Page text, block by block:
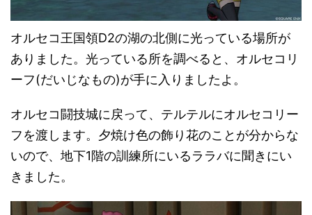
オルセコ王国領D2の湖の北側に光っている場所が
ありました。光っている所を調べると、オルセコリ
ーフ(だいじなもの)が手に入りましたよ。
オルセコ闘技城に戻って、テルテルにオルセコリー
フを渡します。夕焼け色の飾り花のことが分からな
いので、地下1階の訓練所にいるララバに聞きにい
きました。